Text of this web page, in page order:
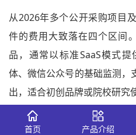
从2026年多个公开采购项目
件的费用大致落在四个区间
品，通常以标准SaaS模式
体、微信公众号的基础监测，
出，适合初创品牌或院校研究
年度预算在3万至8万元之间
首页 产品介绍